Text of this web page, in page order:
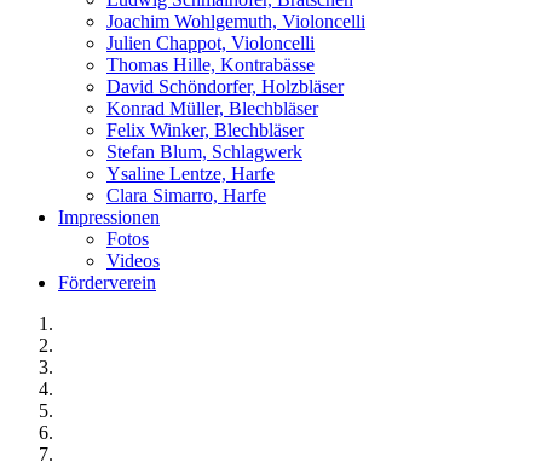
Joachim Wohlgemuth, Violoncelli
Julien Chappot, Violoncelli
Thomas Hille, Kontrabässe
David Schöndorfer, Holzbläser
Konrad Müller, Blechbläser
Felix Winker, Blechbläser
Stefan Blum, Schlagwerk
Ysaline Lentze, Harfe
Clara Simarro, Harfe
Impressionen
Fotos
Videos
Förderverein